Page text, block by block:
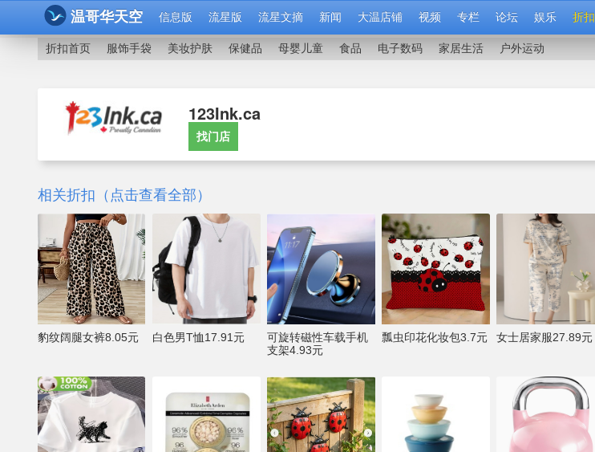
温哥华天空 信息版 流星版 流星文摘 新闻 大温店铺 视频 专栏 论坛 娱乐 折扣
折扣首页 服饰手袋 美妆护肤 保健品 母婴儿童 食品 电子数码 家居生活 户外运动
123Ink.ca
找门店
相关折扣（点击查看全部）
豹纹阔腿女裤8.05元 白色男T恤17.91元
可旋转磁性车载手机
支架4.93元
瓢虫印花化妆包3.7元 女士居家服27.89元